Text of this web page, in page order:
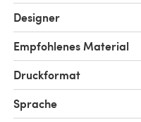
Designer
Empfohlenes Material
Druckformat
Sprache